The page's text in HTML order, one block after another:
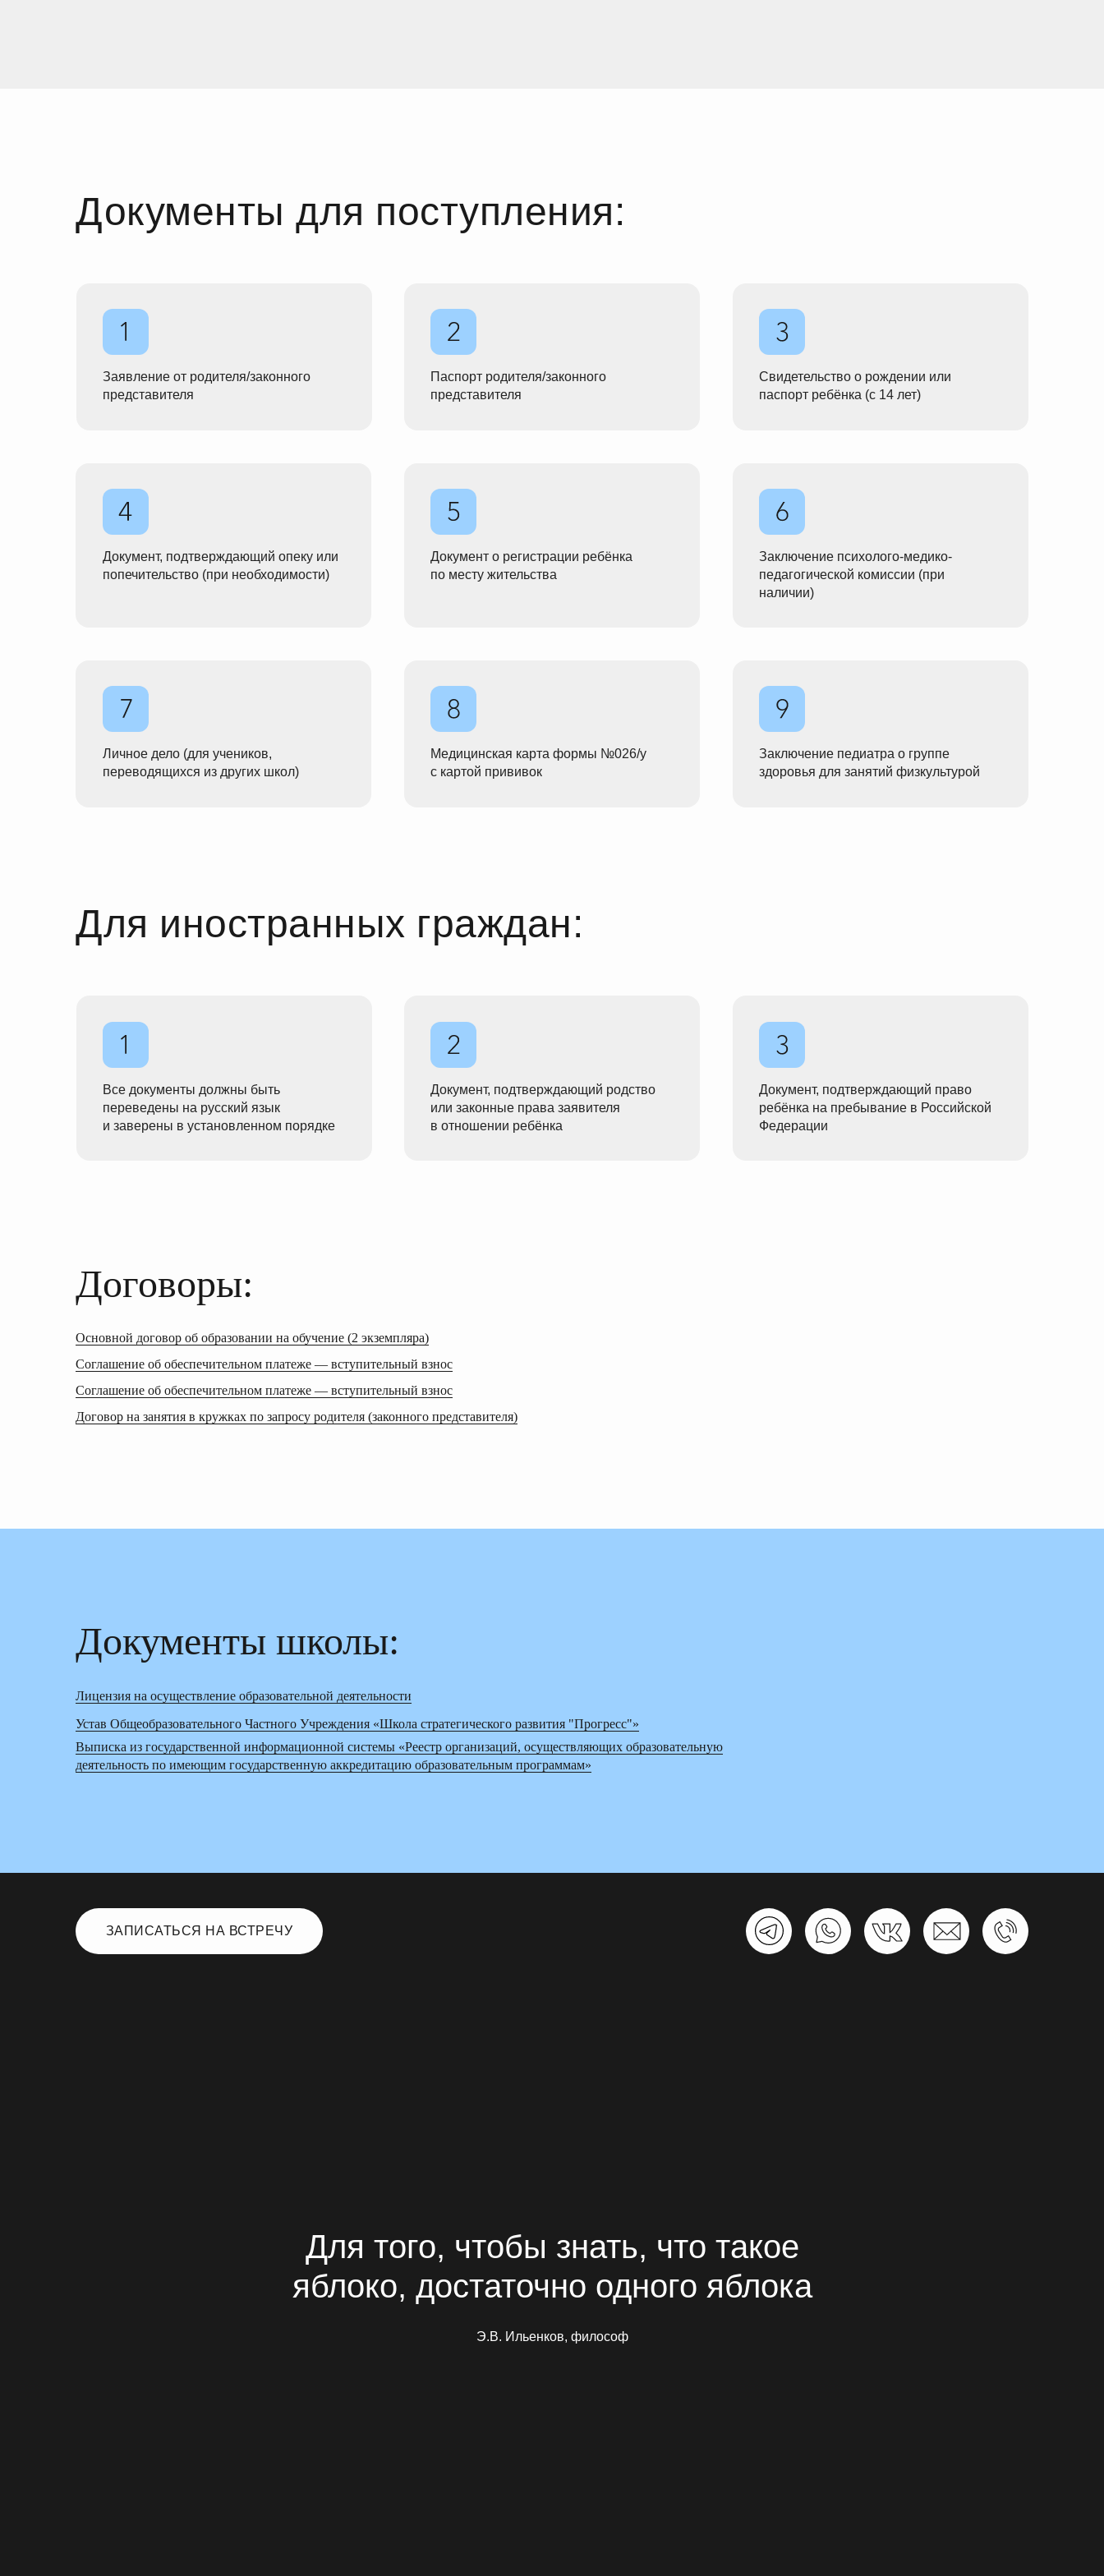
Личное дело (для учеников,
переводящихся из других школ)
Медицинская карта формы №026/у
с картой прививок
Заключение педиатра о группе
здоровья для занятий физкультурой
Документ, подтверждающий опеку или
попечительство (при необходимости)
Документ о регистрации ребёнка
по месту жительства
Заключение психолого-медико-
педагогической комиссии (при
наличии)
Заявление от родителя/законного
представителя
Паспорт родителя/законного
представителя
Свидетельство о рождении или
паспорт ребёнка (с 14 лет)
Документы для поступления:
Все документы должны быть
переведены на русский язык
и заверены в установленном порядке
Документ, подтверждающий родство
или законные права заявителя
в отношении ребёнка
Документ, подтверждающий право
ребёнка на пребывание в Российской
Федерации
Для иностранных граждан:
Договоры:
Основной договор об образовании на обучение (2 экземпляра)
Соглашение об обеспечительном платеже — вступительный взнос
Соглашение об обеспечительном платеже — вступительный взнос
Договор на занятия в кружках по запросу родителя (законного представителя)
Документы школы:
Лицензия на осуществление образовательной деятельности
Устав Общеобразовательного Частного Учреждения «Школа стратегического развития "Прогресс"»
Выписка из государственной информационной системы «Реестр организаций, осуществляющих образовательную
деятельность по имеющим государственную аккредитацию образовательным программам»
Э.В. Ильенков, философ
Для того, чтобы знать, что такое
яблоко, достаточно одного яблока
ЗАПИСАТЬСЯ НА ВСТРЕЧУ